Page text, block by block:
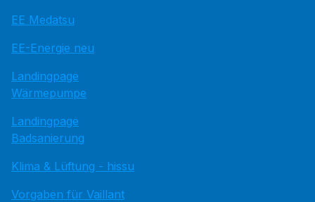
EE Medatsu
EE-Energie neu
Landingpage
Wärmepumpe
Landingpage
Badsanierung
Klima & Lüftung - hissu
Vorgaben für Vaillant